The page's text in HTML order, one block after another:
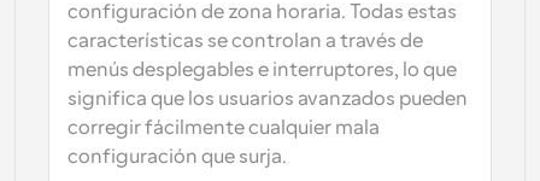
configuración de zona horaria. Todas estas
características se controlan a través de
menús desplegables e interruptores, lo que
significa que los usuarios avanzados pueden
corregir fácilmente cualquier mala
configuración que surja.